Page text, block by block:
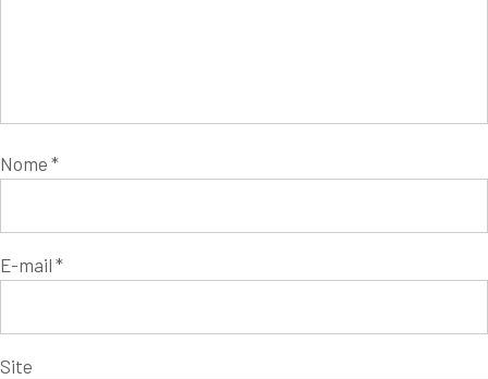
Nome *
E-mail *
Site